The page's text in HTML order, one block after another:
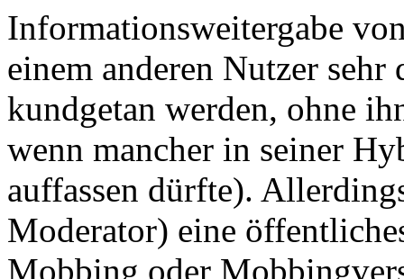
Informationsweitergabe
einem anderen Nutzer
kundgetan werden, ohne
wenn mancher in seiner
auffassen dürfte).
Moderator) eine
Mobbing oder